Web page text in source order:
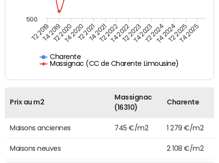
Charente
Massignac (CC de Charente Limousine)
T2 2019T4 2019T2 2020T4 2020T2 2021T4 2021T2 2022T4 2022T2 2023T4 2023T2 2024T4 2024T2 2025T4 2025
500
Prix au m2
Massignac
(16310)
Charente
Maisons anciennes 745 €/m2 1 279 €/m2
Maisons neuves 2 108 €/m2